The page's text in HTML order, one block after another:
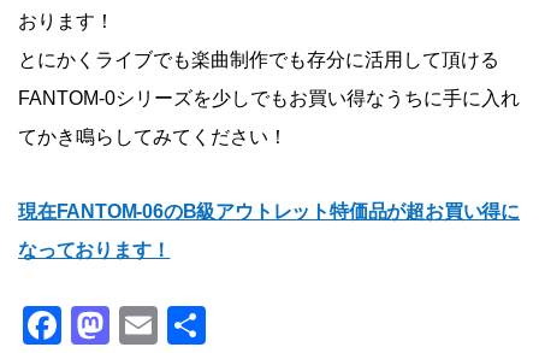
おります！
とにかくライブでも楽曲制作でも存分に活用して頂ける
FANTOM-0シリーズを少しでもお買い得なうちに手に入れ
てかき鳴らしてみてください！
現在FANTOM-06のB級アウトレット特価品が超お買い得に
なっております！
F M E